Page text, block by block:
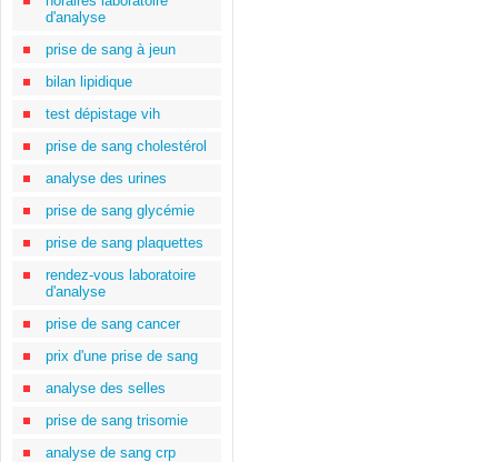
d'analyse
prise de sang à jeun
bilan lipidique
test dépistage vih
prise de sang cholestérol
analyse des urines
prise de sang glycémie
prise de sang plaquettes
rendez-vous laboratoire
d'analyse
prise de sang cancer
prix d'une prise de sang
analyse des selles
prise de sang trisomie
analyse de sang crp